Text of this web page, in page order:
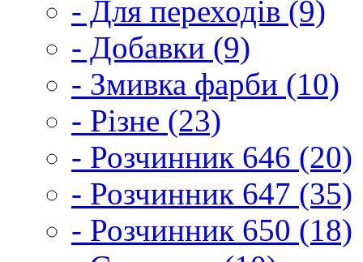
- Для переходів (9)
- Добавки (9)
- Змивка фарби (10)
- Різне (23)
- Розчинник 646 (20)
- Розчинник 647 (35)
- Розчинник 650 (18)